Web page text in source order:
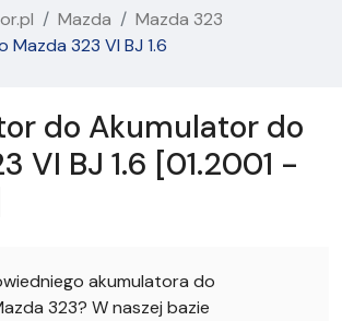
Mazda
Mazda 323
323 VI BJ 1.6
do Akumulator do
VI BJ 1.6 [01.2001 -
akumulatora do
323? W naszej bazie